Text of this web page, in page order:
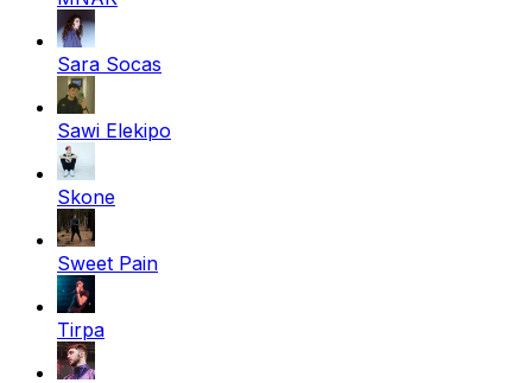
Sara Socas
Sawi Elekipo
Skone
Sweet Pain
Tirpa